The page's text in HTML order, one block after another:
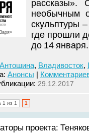
рассказы».
необычным
скульптуры
где прошли
до 14
Антошина, Владивосток,
Анонсы |
29.12.2017
1 из 1 1
проекта: